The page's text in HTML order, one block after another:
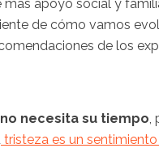
apoyo social y
de cómo vamos
de los
necesita su tiempo
tristeza es un